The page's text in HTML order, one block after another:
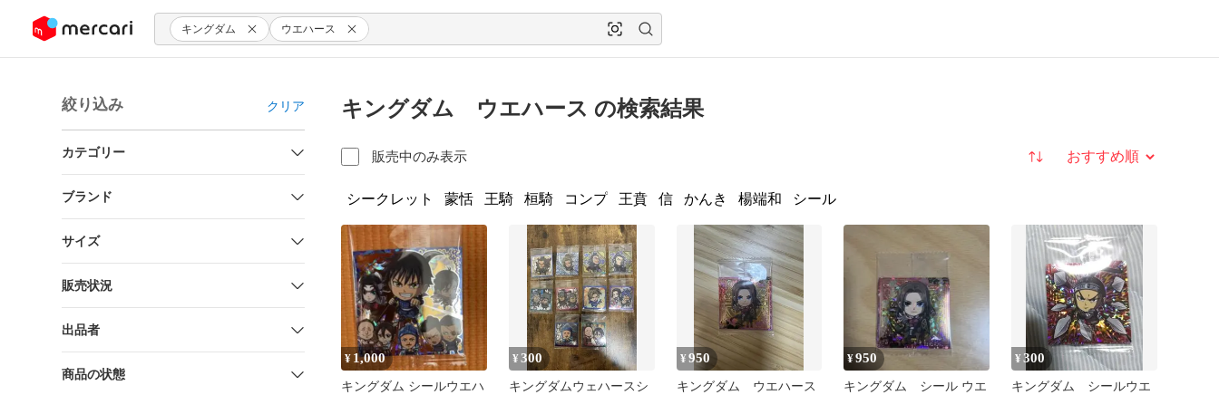
ツにスキップ キングダム ウエハース
絞り込み クリア
カテゴリー
ブランド
サイズ
販売状況
出品者
商品の状態
キングダム ウエハース の検索結果
販売中のみ表示 並び替え
シークレット 蒙恬 王騎 桓騎 コンプ 王賁 信 かんき 楊端和 シール
¥ 1,000
キングダム シールウエハ
¥300
キングダムウェハースシ
¥950
キングダム ウエハース
¥950
キングダム シール ウエ
¥300
キングダム シールウエ